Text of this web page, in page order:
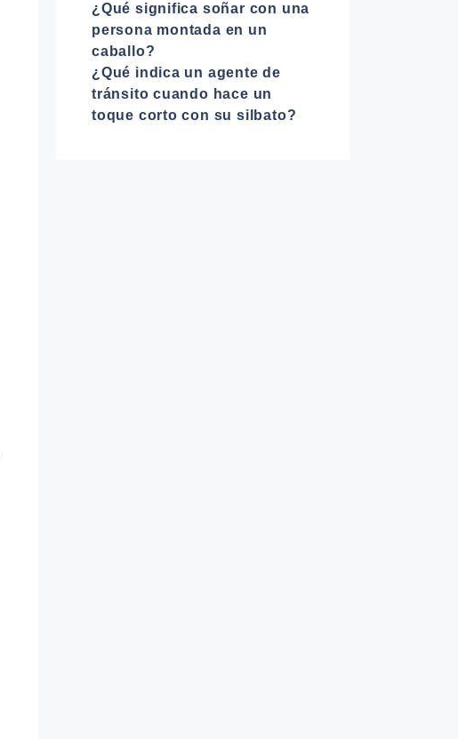
¿Qué significa soñar con una
persona montada en un
caballo?
¿Qué indica un agente de
tránsito cuando hace un
toque corto con su silbato?